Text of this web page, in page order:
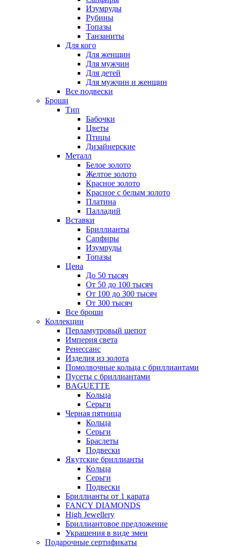
Изумруды
Рубины
Топазы
Танзаниты
Для кого
Для женщин
Для мужчин
Для детей
Для мужчин и женщин
Все подвески
Броши
Тип
Бабочки
Цветы
Птицы
Дизайнерские
Металл
Белое золото
Желтое золото
Красное золото
Красное с белым золото
Платина
Палладий
Вставки
Бриллианты
Сапфиры
Изумруды
Топазы
Цена
До 50 тысяч
От 50 до 100 тысяч
От 100 до 300 тысяч
От 300 тысяч
Все броши
Коллекции
Перламутровый шепот
Империя света
Ренессанс
Изделия из золота
Помолвочные кольца с бриллиантами
Пусеты с бриллиантами
BAGUETTE
Кольца
Серьги
Черная пятница
Кольца
Серьги
Браслеты
Подвески
Якутские бриллианты
Кольца
Серьги
Подвески
Бриллианты от 1 карата
FANCY DIAMONDS
High Jewellery
Бриллиантовое предложение
Украшения в виде змеи
Подарочные сертификаты